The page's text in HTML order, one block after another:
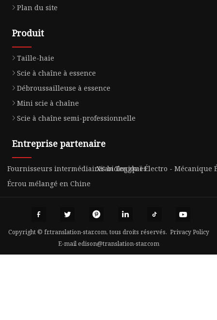
Plan du site
Produit
Taille-haie
Scie à chaîne à essence
Débroussailleuse à essence
Mini scie à chaîne
Scie à chaîne semi-professionnelle
Entreprise partenaire
Fournisseurs intermédiaires biologiquesXi'an Tengkaï Électro - Mécanique
Écrou mélangé en Chine
Copyright © fr.translation-star.com, tous droits réservés. Privacy Policy
E-mailedison@translation-star.com